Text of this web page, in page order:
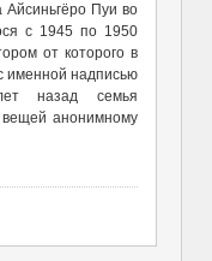
Айсиньгёро Пуи во
с 1945 по 1950
от которого в
именной надписью
назад семья
вещей анонимному